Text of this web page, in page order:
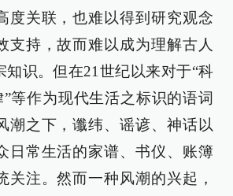
度关联，也难以得到研究观念
支持，故而难以成为理解古人
知识。但在21世纪以来对于“科
”等作为现代生活之标识的语词
潮之下，谶纬、谣谚、神话以
日常生活的家谱、书仪、账簿
关注。然而一种风潮的兴起，